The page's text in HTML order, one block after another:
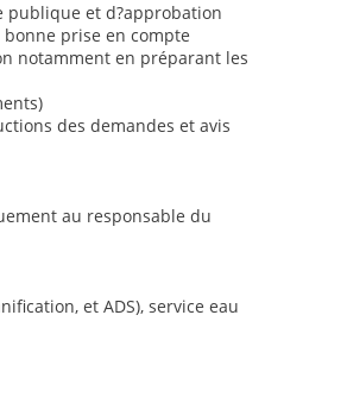
publique et d?approbation
prise en compte
notamment en préparant les
des demandes et avis
au responsable du
et ADS), service eau